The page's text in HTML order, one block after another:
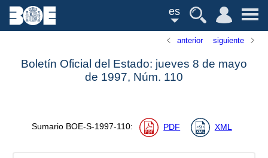
es
anterior siguiente
Boletín Oficial del Estado: jueves 8 de mayo
de 1997, Núm. 110
Sumario BOE-S-1997-110: PDF XML